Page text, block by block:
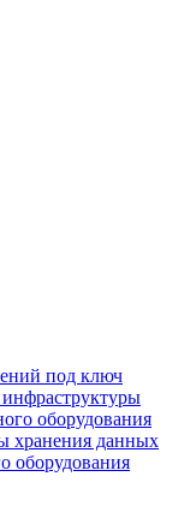
под ключ
оборудования
хранения данных
оборудования